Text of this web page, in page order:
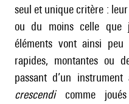
seul et unique critère :
ou du moins celle que
éléments vont ainsi
rapides, montantes ou
passant d’un
crescendi comme